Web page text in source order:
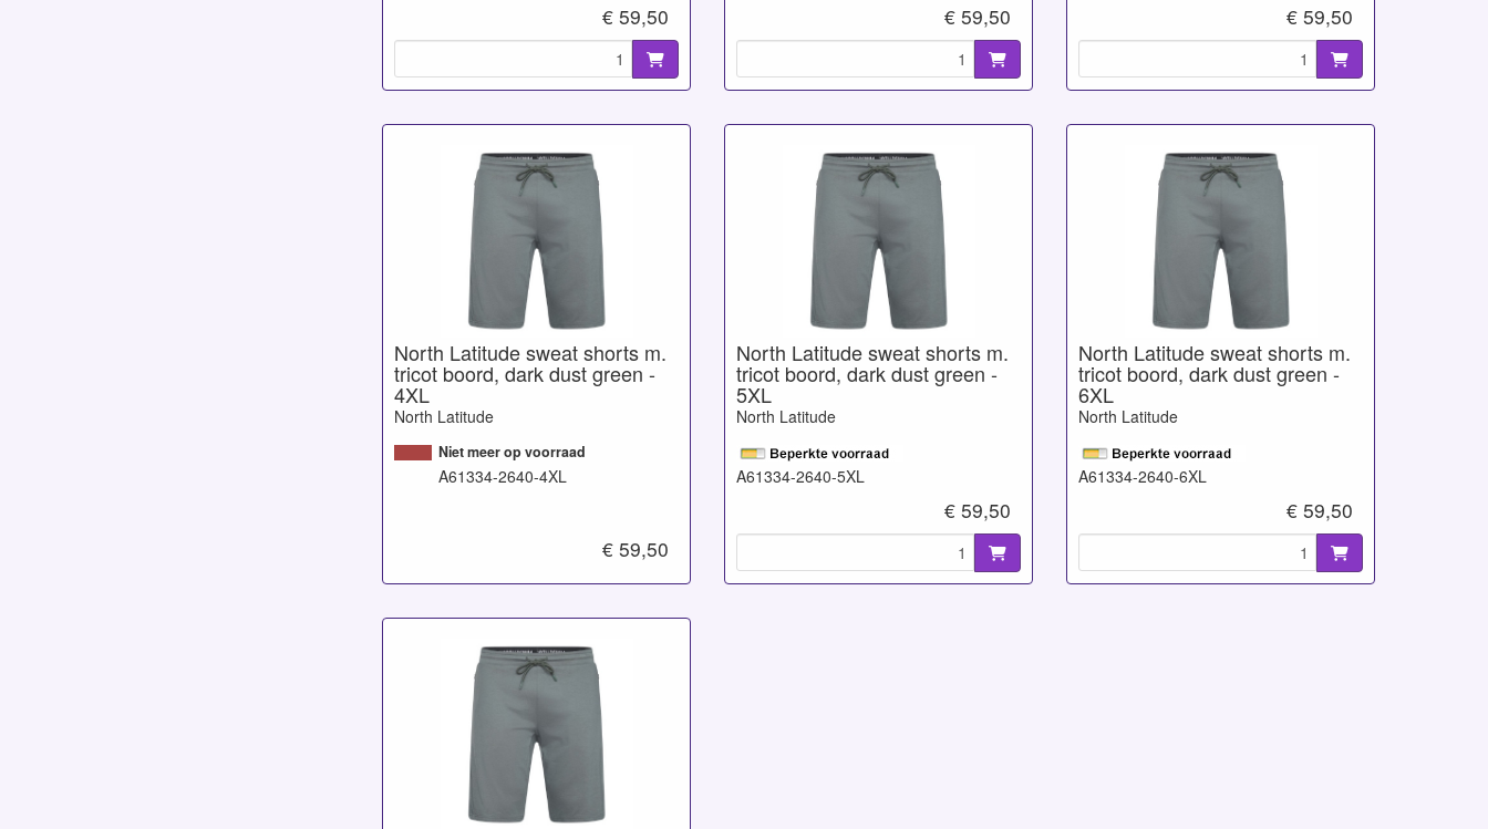
€ 59,50 € 59,50 € 59,50
North Latitude sweat shorts m.
tricot boord, dark dust green -
4XL
North Latitude
Niet meer op voorraad
A61334-2640-4XL
€ 59,50
North Latitude sweat shorts m.
tricot boord, dark dust green -
5XL
North Latitude
A61334-2640-5XL
€ 59,50
North Latitude sweat shorts m.
tricot boord, dark dust green -
6XL
North Latitude
A61334-2640-6XL
€ 59,50